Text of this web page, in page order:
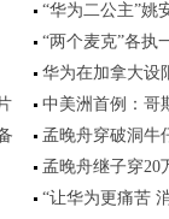
“华为二公主”姚
“两个麦克”各执
华为在加拿大设
中美洲首例：哥
孟晚舟穿破洞牛
孟晚舟继子穿20
“让华为更痛苦